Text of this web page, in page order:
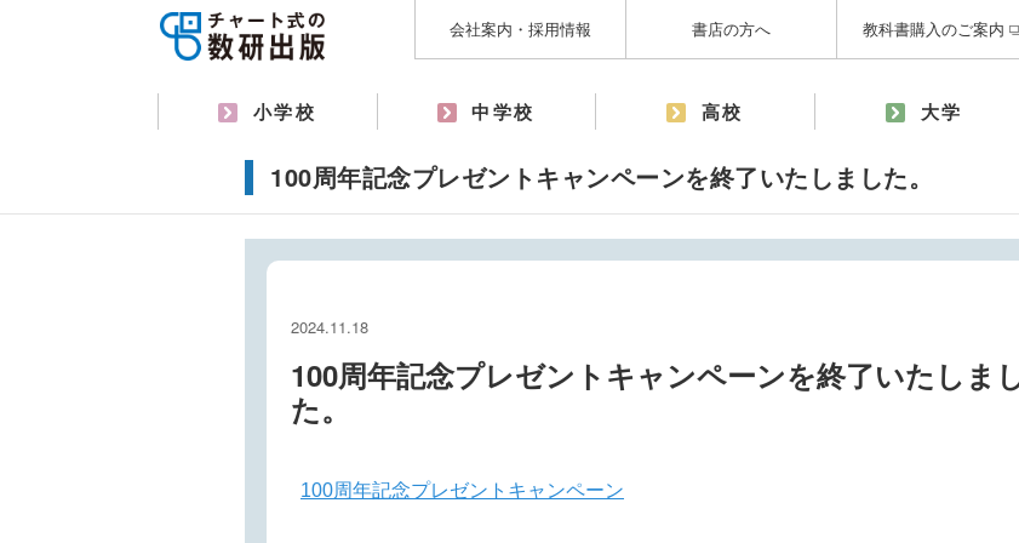
会社案内・採用情報 書店の方へ 教科書購入のご案内
小学校 中学校 高校 大学
100周年記念プレゼントキャンペーンを終了いたしました。
100周年記念プレゼントキャンペーンを終了いたしま
た。
2024.11.18
100周年記念プレゼントキャンペーン